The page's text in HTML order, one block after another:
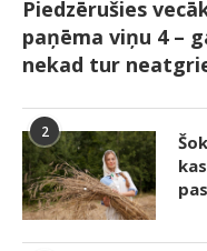
Piedzērušies
paņēma viņu 4 –
nekad tur
2